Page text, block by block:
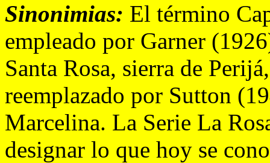
Sinonimias: El término
empleado por Garner
Santa Rosa, sierra de
reemplazado por Sutton
Marcelina. La Serie La
designar lo que hoy se